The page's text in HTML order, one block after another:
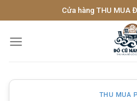
to
content
Cửa hàng THU MUA
THU MUA